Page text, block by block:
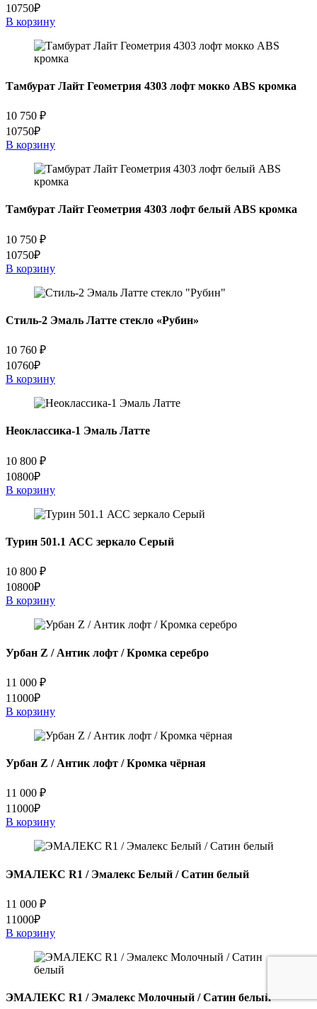
10750₽
В корзину
Тамбурат Лайт Геометрия 4303 лофт мокко ABS кромка
10 750 ₽
10750₽
В корзину
Тамбурат Лайт Геометрия 4303 лофт белый ABS кромка
10 750 ₽
10750₽
В корзину
Стиль-2 Эмаль Латте стекло «Рубин»
10 760 ₽
10760₽
В корзину
Неоклассика-1 Эмаль Латте
10 800 ₽
10800₽
В корзину
Турин 501.1 АСС зеркало Серый
10 800 ₽
10800₽
В корзину
Урбан Z / Антик лофт / Кромка серебро
11 000 ₽
11000₽
В корзину
Урбан Z / Антик лофт / Кромка чёрная
11 000 ₽
11000₽
В корзину
ЭМАЛЕКС R1 / Эмалекс Белый / Сатин белый
11 000 ₽
11000₽
В корзину
ЭМАЛЕКС R1 / Эмалекс Молочный / Сатин белый